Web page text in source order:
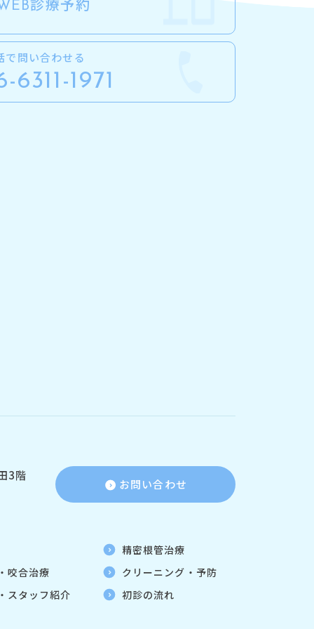
診療予約
で問い合わせる
6311-1971
3階
お問い合わせ
精密根管治療
咬合治療
クリーニング・予防
スタッフ紹介
初診の流れ